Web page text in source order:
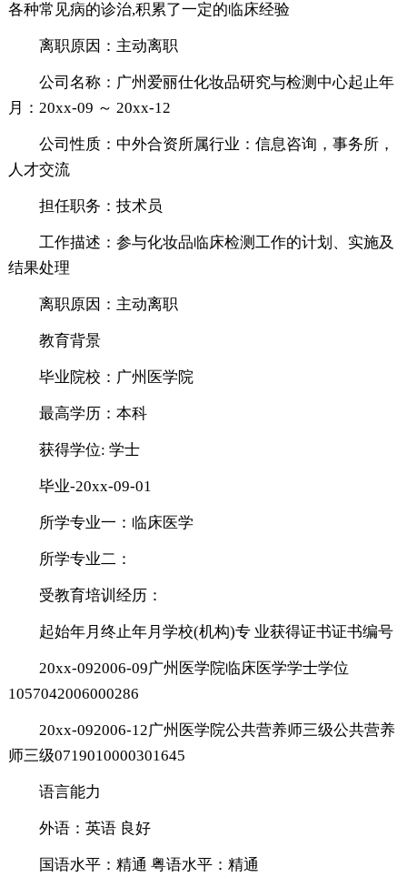
各种常见病的诊治,积累了一定的临床经验
离职原因：主动离职
公司名称：广州爱丽仕化妆品研究与检测中心起止年
月：20xx-09 ～ 20xx-12
公司性质：中外合资所属行业：信息咨询，事务所，
人才交流
担任职务：技术员
工作描述：参与化妆品临床检测工作的计划、实施及
结果处理
离职原因：主动离职
教育背景
毕业院校：广州医学院
最高学历：本科
获得学位: 学士
毕业-20xx-09-01
所学专业一：临床医学
所学专业二：
受教育培训经历：
起始年月终止年月学校(机构)专 业获得证书证书编号
20xx-092006-09广州医学院临床医学学士学位
1057042006000286
20xx-092006-12广州医学院公共营养师三级公共营养
师三级0719010000301645
语言能力
外语：英语 良好
国语水平：精通 粤语水平：精通